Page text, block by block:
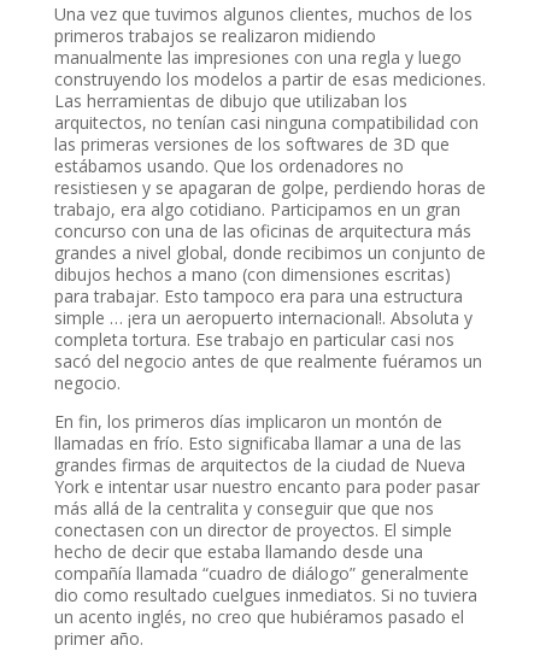
Una vez que tuvimos algunos clientes, muchos de los
primeros trabajos se realizaron midiendo
manualmente las impresiones con una regla y luego
construyendo los modelos a partir de esas mediciones.
Las herramientas de dibujo que utilizaban los
arquitectos, no tenían casi ninguna compatibilidad con
las primeras versiones de los softwares de 3D que
estábamos usando. Que los ordenadores no
resistiesen y se apagaran de golpe, perdiendo horas de
trabajo, era algo cotidiano. Participamos en un gran
concurso con una de las oficinas de arquitectura más
grandes a nivel global, donde recibimos un conjunto de
dibujos hechos a mano (con dimensiones escritas)
para trabajar. Esto tampoco era para una estructura
simple … ¡era un aeropuerto internacional!. Absoluta y
completa tortura. Ese trabajo en particular casi nos
sacó del negocio antes de que realmente fuéramos un
negocio.
En fin, los primeros días implicaron un montón de
llamadas en frío. Esto significaba llamar a una de las
grandes firmas de arquitectos de la ciudad de Nueva
York e intentar usar nuestro encanto para poder pasar
más allá de la centralita y conseguir que que nos
conectasen con un director de proyectos. El simple
hecho de decir que estaba llamando desde una
compañía llamada “cuadro de diálogo” generalmente
dio como resultado cuelgues inmediatos. Si no tuviera
un acento inglés, no creo que hubiéramos pasado el
primer año.